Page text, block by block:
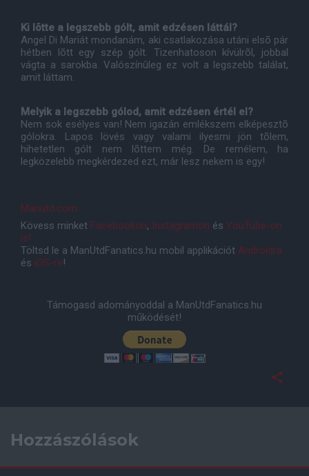
Ki lõtte a legszebb gólt, amit edzésen láttál?
Angel Di Mariát mondanám, aki csatlakozása utáni elsõ pár
hétben lõtt egy szép gólt. Tizenhatoson kívülrõl, jobbal
vágta a sarokba. Valószínûleg ez volt a legszebb találat,
amit láttam.
Melyik a legszebb gólod, amit edzésen értél el?
Nem sok esélyes van! Nem igazán emlékszem elképesztõ
gólokra. Lapos lövés vagy valami ilyesmi jön tõlem,
hihetetlen gólt nem lõttem még. De remélem, ha
legközelebb megkérdezed ezt, már lesz nekem is egy!
Manutd.com
Kövess minket Facebookon, Instagramon és YouTube-on
is!
Töltsd le a ManUtdFanatics.hu mobil applikációt Androidra
és iOS-re!
Támogasd adományoddal a ManUtdFanatics.hu
működését!
Hozzászólások